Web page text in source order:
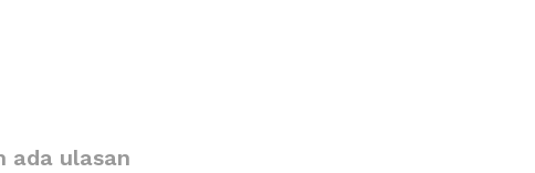
ada ulasan